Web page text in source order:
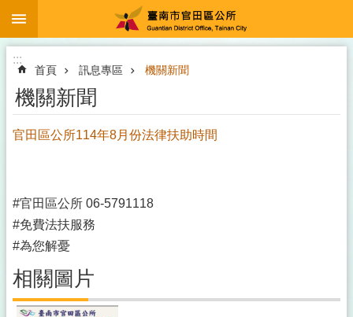
跳到主要內容區塊
:::
首頁 訊息專區 機關新聞
機關新聞
官田區公所114年8月份法律扶助時間
#官田區公所 06-5791118
#免費法扶服務
#為您解憂
相關圖片